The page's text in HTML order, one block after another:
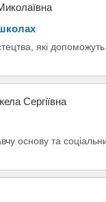
які допоможуть
Сергіївна
основу та